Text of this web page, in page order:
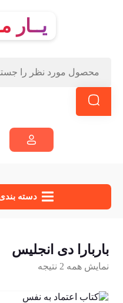
یــار
دسته‌
باربارا دی انجلیس
نمایش همه 2 نتیجه